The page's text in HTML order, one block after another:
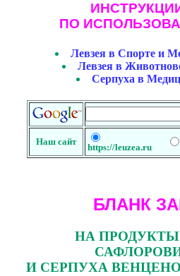
ПО
Левзея в Спорте и
Левзея в
Серпуха в
Наш сайт
https://leuzea.ru
БЛАНК
НА
И СЕРПУХА